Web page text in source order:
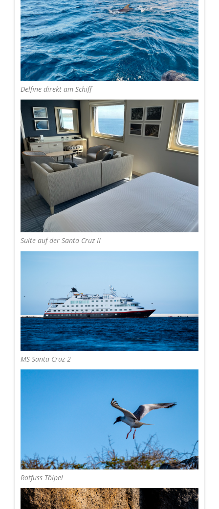
Delfine direkt am Schiff
Suite auf der Santa Cruz II
MS Santa Cruz 2
Rotfuss Tölpel